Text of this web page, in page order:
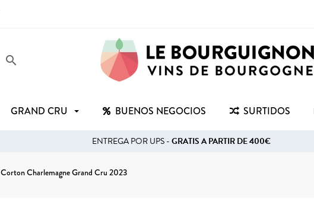
search
GRAND CRU BUENOS NEGOCIOS SURTIDOS
ENTREGA POR UPS -GRATIS A PARTIR DE 400€
Corton Charlemagne Grand Cru 2023